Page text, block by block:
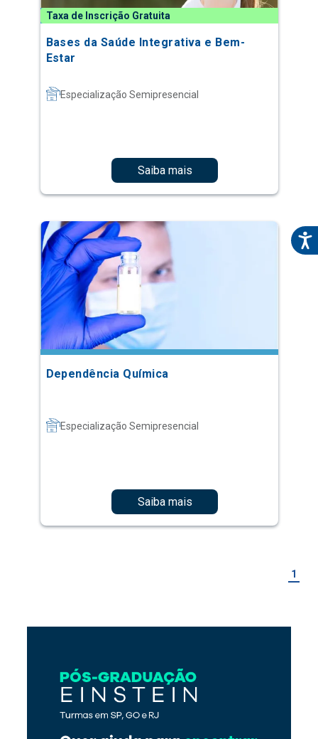
Taxa de Inscrição Gratuita
Bases da Saúde Integrativa e Bem-
Estar
Especialização Semipresencial
Saiba mais
Dependência Química
Especialização Semipresencial
Saiba mais
1